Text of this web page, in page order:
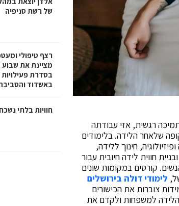
רגשית, אזי עבודתה
שלאחר הלידה. בלימודים
חינוך ללידה,
חווית לידה חיובית עבור
קורסים במקומות שונים
לימודי דולה בירושלים
צוברות את הכישורים
הלידה למשפחות ולקדם את
של רשת סניפיה
רצף טיפולי
מציינת את
בסדרת פעילויות
באשדוד
חוויות בלתי